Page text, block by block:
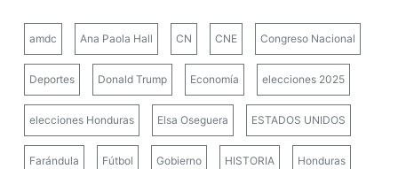
amdc Ana Paola Hall CN CNE Congreso Nacional
Deportes Donald Trump Economía elecciones 2025
elecciones Honduras Elsa Oseguera ESTADOS UNIDOS
Farándula Fútbol Gobierno HISTORIA Honduras